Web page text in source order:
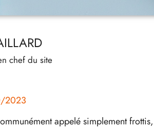
chef du site
2023
appelé simplement